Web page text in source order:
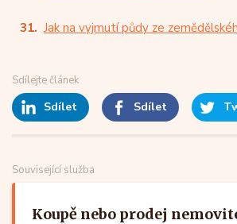
Jak na vyjmutí půdy ze
Sdílejte článek
Sdílet Sdílet
Související služba
Koupě nebo prodej